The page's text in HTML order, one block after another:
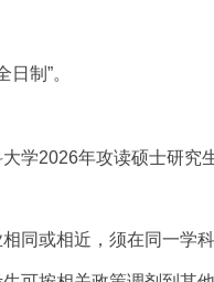
日制”。
学2026年攻读硕士研究
同或相近，须在同一学